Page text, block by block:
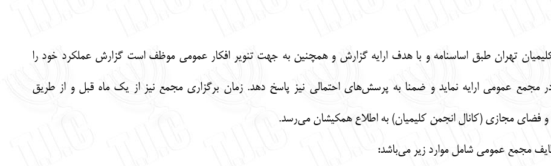
تهران طبق اساسنامه و با هدف ارایه گزارش و همچنین به جهت تنویر افکار عمومی موظف است گزارش عملکرد خود را
مجمع عمومی ارایه نماید و ضمنا به پرسش‌های احتمالی نیز پاسخ دهد. زمان برگزاری مجمع نیز از یک ماه قبل و از طریق
و فضای مجازی (کانال انجمن کلیمیان) به اطلاع همکیشان می‌رسد.
مجمع عمومی شامل موارد زیر می‌باشد: